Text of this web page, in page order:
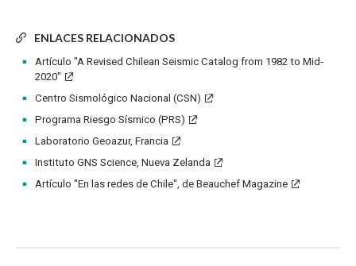
ENLACES RELACIONADOS
Artículo "A Revised Chilean Seismic Catalog from 1982 to Mid‐
2020"
Centro Sismológico Nacional (CSN)
Programa Riesgo Sísmico (PRS)
Laboratorio Geoazur, Francia
Instituto GNS Science, Nueva Zelanda
Artículo "En las redes de Chile", de Beauchef Magazine